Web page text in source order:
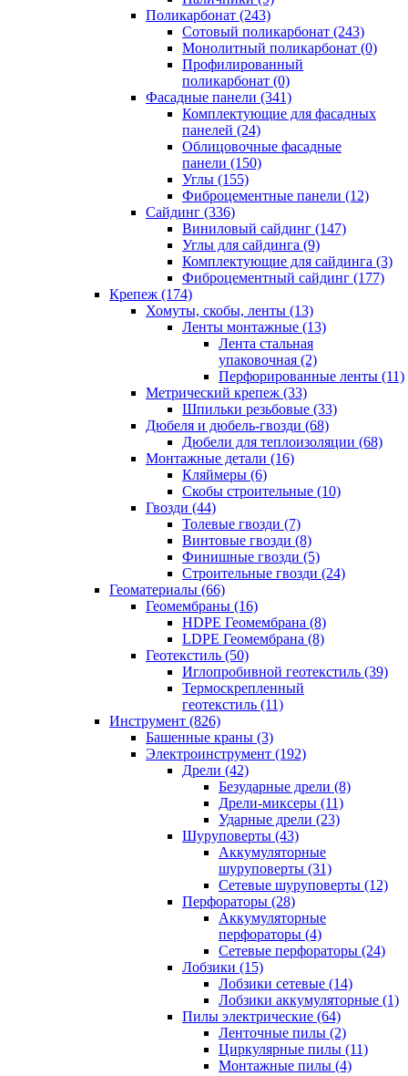
Поликарбонат (243)
Сотовый поликарбонат (243)
Монолитный поликарбонат (0)
Профилированный
поликарбонат (0)
Фасадные панели (341)
Комплектующие для фасадных
панелей (24)
Облицовочные фасадные
панели (150)
Углы (155)
Фиброцементные панели (12)
Сайдинг (336)
Виниловый сайдинг (147)
Углы для сайдинга (9)
Комплектующие для сайдинга (3)
Фиброцементный сайдинг (177)
Крепеж (174)
Хомуты, скобы, ленты (13)
Ленты монтажные (13)
Лента стальная
упаковочная (2)
Перфорированные ленты (11)
Метрический крепеж (33)
Шпильки резьбовые (33)
Дюбеля и дюбель-гвозди (68)
Дюбели для теплоизоляции (68)
Монтажные детали (16)
Кляймеры (6)
Скобы строительные (10)
Гвозди (44)
Толевые гвозди (7)
Винтовые гвозди (8)
Финишные гвозди (5)
Строительные гвозди (24)
Геоматериалы (66)
Геомембраны (16)
HDPE Геомембрана (8)
LDPE Геомембрана (8)
Геотекстиль (50)
Иглопробивной геотекстиль (39)
Термоскрепленный
геотекстиль (11)
Инструмент (826)
Башенные краны (3)
Электроинструмент (192)
Дрели (42)
Безударные дрели (8)
Дрели-миксеры (11)
Ударные дрели (23)
Шуруповерты (43)
Аккумуляторные
шуруповерты (31)
Сетевые шуруповерты (12)
Перфораторы (28)
Аккумуляторные
перфораторы (4)
Сетевые перфораторы (24)
Лобзики (15)
Лобзики сетевые (14)
Лобзики аккумуляторные (1)
Пилы электрические (64)
Ленточные пилы (2)
Циркулярные пилы (11)
Монтажные пилы (4)